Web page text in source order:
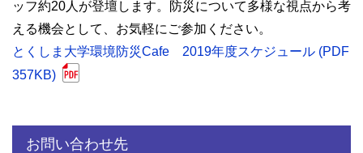
ッフ約20人が登壇します。防災について多様な視点から考
える機会として、お気軽にご参加ください。
とくしま大学環境防災Cafe 2019年度スケジュール (PDF
357KB)
お問い合わせ先